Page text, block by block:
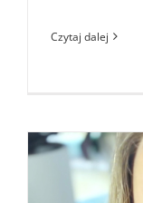
Czytaj dalej